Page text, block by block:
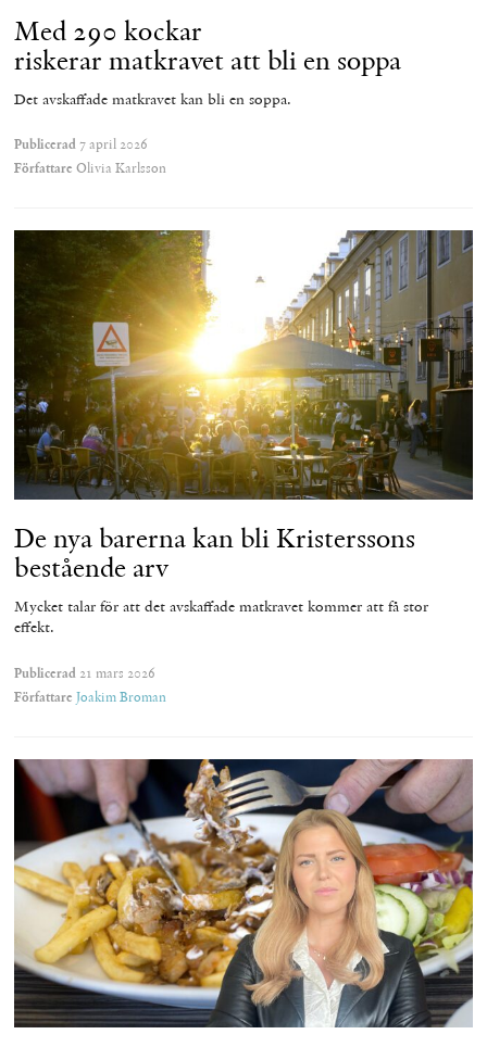
Med 290 kockar
riskerar matkravet att bli en soppa
Det avskaffade matkravet kan bli en soppa.
Publicerad7 april 2026
Författare Olivia Karlsson
De nya barerna kan bli Kristerssons
bestående arv
Mycket talar för att det avskaffade matkravet kommer att få stor
effekt.
Publicerad 21 mars 2026
Författare Joakim Broman